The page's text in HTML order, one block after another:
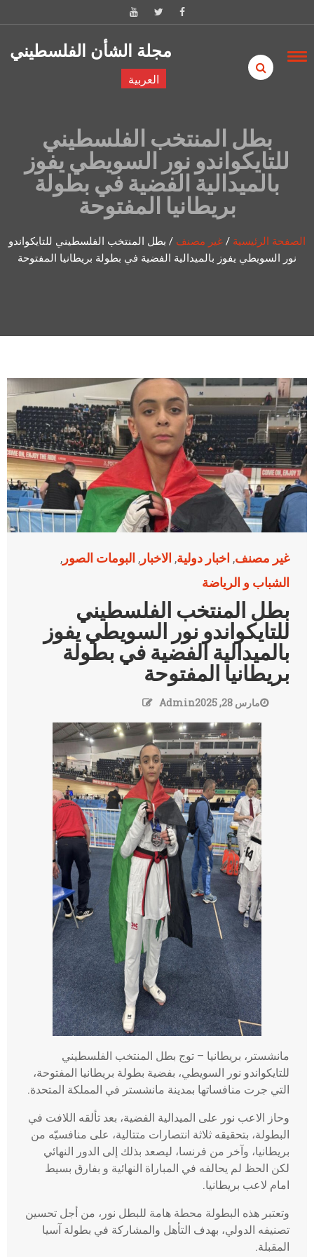
مجلة الشأن الفلسطيني
العربية
بطل المنتخب الفلسطيني
للتايكواندو نور السويطي يفوز
بالميدالية الفضية في بطولة
بريطانيا المفتوحة
الصفحة الرئيسية / غير مصنف / بطل المنتخب الفلسطيني للتايكواندو
نور السويطي يفوز بالميدالية الفضية في بطولة بريطانيا المفتوحة
غير مصنف, اخبار دولية, الاخبار , البومات الصور ,
الشباب و الرياضة
بطل المنتخب الفلسطيني
للتايكواندو نور السويطي يفوز
بالميدالية الفضية في بطولة
بريطانيا المفتوحة
مارس 28, 2025 Admin
مانشستر، بريطانيا – توج بطل المنتخب الفلسطيني
للتايكواندو نور السويطي، بفضية بطولة بريطانيا المفتوحة،
التي جرت منافساتها بمدينة مانشستر في المملكة المتحدة.
وحاز الاعب نور على الميدالية الفضية، بعد تألقه اللافت في
البطولة، بتحقيقه ثلاثة انتصارات متتالية، على منافسيّه من
بريطانيا، وآخر من فرنسا، ليصعد بذلك إلى الدور النهائي
لكن الحظ لم يحالفه في المباراة النهائية و بفارق بسيط
امام لاعب بريطانيا.
وتعتبر هذه البطولة محطة هامة للبطل نور، من أجل تحسين
تصنيفه الدولي، بهدف التأهل والمشاركة في بطولة آسيا
المقبلة.